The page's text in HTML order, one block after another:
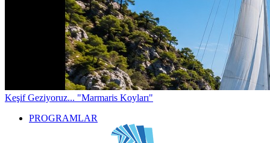
Keşif Geziyoruz... "Marmaris Koyları"
PROGRAMLAR